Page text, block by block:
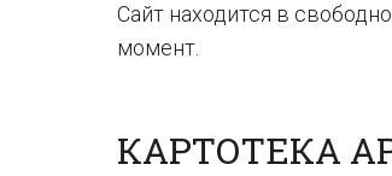
Сайт находится в
момент.
КАРТОТЕКА